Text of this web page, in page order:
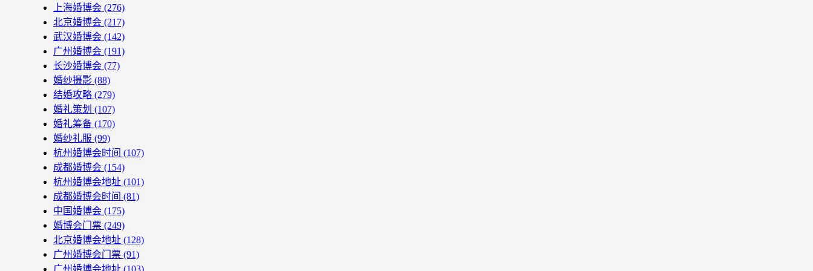
上海婚博会 (276)
北京婚博会 (217)
武汉婚博会 (142)
广州婚博会 (191)
长沙婚博会 (77)
婚纱摄影 (88)
结婚攻略 (279)
婚礼策划 (107)
婚礼筹备 (170)
婚纱礼服 (99)
杭州婚博会时间 (107)
成都婚博会 (154)
杭州婚博会地址 (101)
成都婚博会时间 (81)
中国婚博会 (175)
婚博会门票 (249)
北京婚博会地址 (128)
广州婚博会门票 (91)
广州婚博会地址 (103)